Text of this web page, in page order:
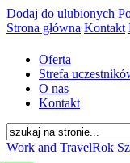
Dodaj do ulubionych
Strona główna Kontakt
Oferta
Strefa
O nas
Kontakt
Work and TravelRok